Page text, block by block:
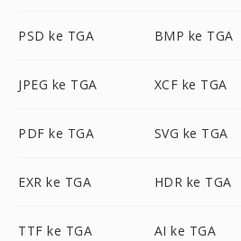
PSD ke TGA BMP ke TGA
JPEG ke TGA XCF ke TGA
PDF ke TGA SVG ke TGA
EXR ke TGA HDR ke TGA
TTF ke TGA AI ke TGA